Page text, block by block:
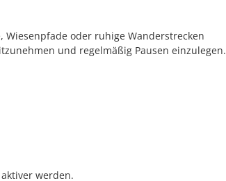
Wiesenpfade oder ruhige Wanderstrecken
und regelmäßig Pausen einzulegen.
werden.